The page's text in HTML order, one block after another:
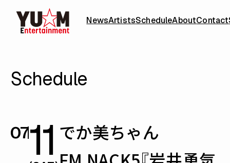
NewsArtistsScheduleAboutContact
Schedule
0711 でか美ちゃん